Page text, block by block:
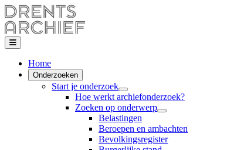
Home
Onderzoeken
Start je onderzoek
Hoe werkt archiefonderzoek?
Zoeken op onderwerp
Belastingen
Beroepen en ambachten
Bevolkingsregister